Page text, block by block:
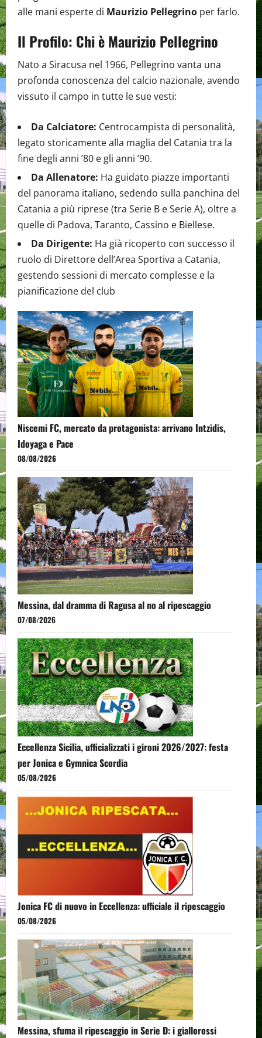
alle mani esperte di Maurizio Pellegrino per farlo.
Il Profilo: Chi è Maurizio Pellegrino
Nato a Siracusa nel 1966, Pellegrino vanta una
profonda conoscenza del calcio nazionale, avendo
vissuto il campo in tutte le sue vesti:
Da Calciatore: Centrocampista di personalità,
legato storicamente alla maglia del Catania tra la
fine degli anni ’80 e gli anni ’90.
Da Allenatore: Ha guidato piazze importanti
del panorama italiano, sedendo sulla panchina del
Catania a più riprese (tra Serie B e Serie A), oltre a
quelle di Padova, Taranto, Cassino e Biellese.
Da Dirigente: Ha già ricoperto con successo il
ruolo di Direttore dell’Area Sportiva a Catania,
gestendo sessioni di mercato complesse e la
pianificazione del club
Niscemi FC, mercato da protagonista: arrivano Intzidis,
Idoyaga e Pace
08/08/2026
Messina, dal dramma di Ragusa al no al ripescaggio
07/08/2026
Eccellenza Sicilia, ufficializzati i gironi 2026/2027: festa
per Jonica e Gymnica Scordia
05/08/2026
Jonica FC di nuovo in Eccellenza: ufficiale il ripescaggio
05/08/2026
Messina, sfuma il ripescaggio in Serie D: i giallorossi